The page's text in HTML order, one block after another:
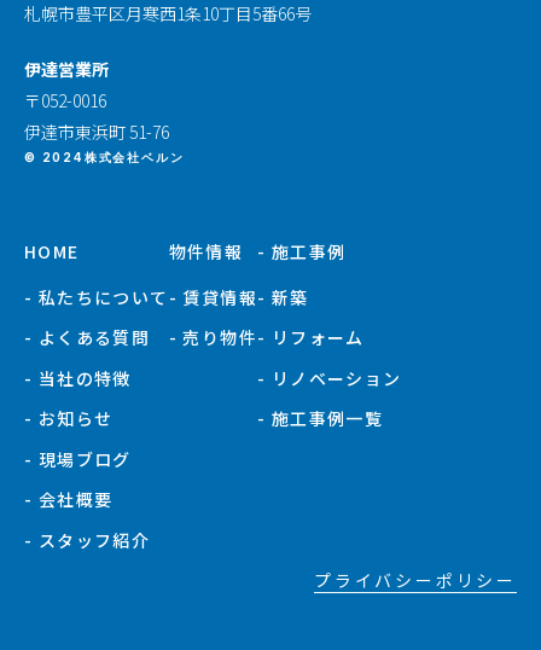
札幌市豊平区月寒西1条10丁目5番66号
伊達営業所
〒052-0016
伊達市東浜町 51-76
© 2024株式会社ベルン
HOME
- 私たちについて
- よくある質問
- 当社の特徴
- お知らせ
- 現場ブログ
- 会社概要
- スタッフ紹介
物件情報
- 賃貸情報
- 売り物件
- 施工事例
- 新築
- リフォーム
- リノベーション
- 施工事例一覧
プライバシーポリシー